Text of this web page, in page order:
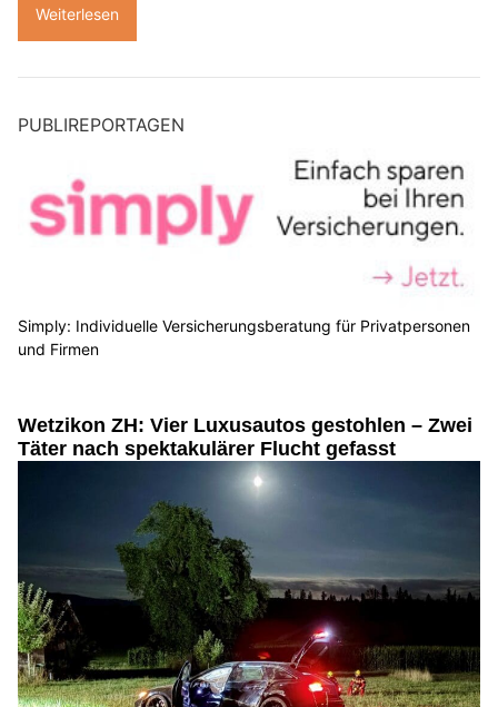
Weiterlesen
PUBLIREPORTAGEN
Simply: Individuelle Versicherungsberatung für Privatpersonen
und Firmen
Wetzikon ZH: Vier Luxusautos gestohlen – Zwei
Täter nach spektakulärer Flucht gefasst